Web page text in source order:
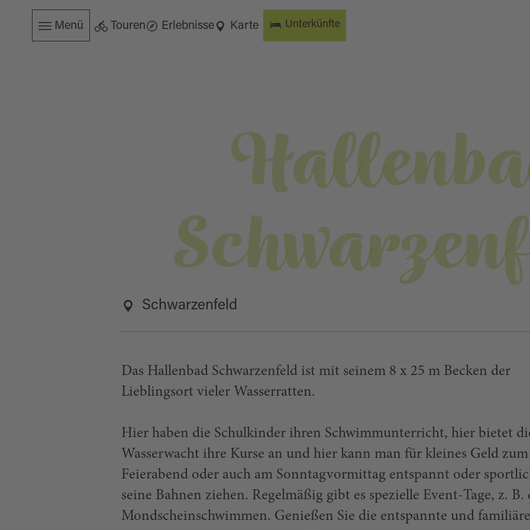
Menü Touren Erlebnisse Karte Unterkünfte
Schwarzenfeld
Das Hallenbad Schwarzenfeld ist mit seinem 8 x 25 m Becken der
Lieblingsort vieler Wasserratten.
Hier haben die Schulkinder ihren Schwimmunterricht, hier bietet
Wasserwacht ihre Kurse an und hier kann man für kleines Geld zum
Feierabend oder auch am Sonntagvormittag entspannt oder
seine Bahnen ziehen. Regelmäßig gibt es spezielle Event-Tage, z. B.
Mondscheinschwimmen. Genießen Sie die entspannte und familiäre